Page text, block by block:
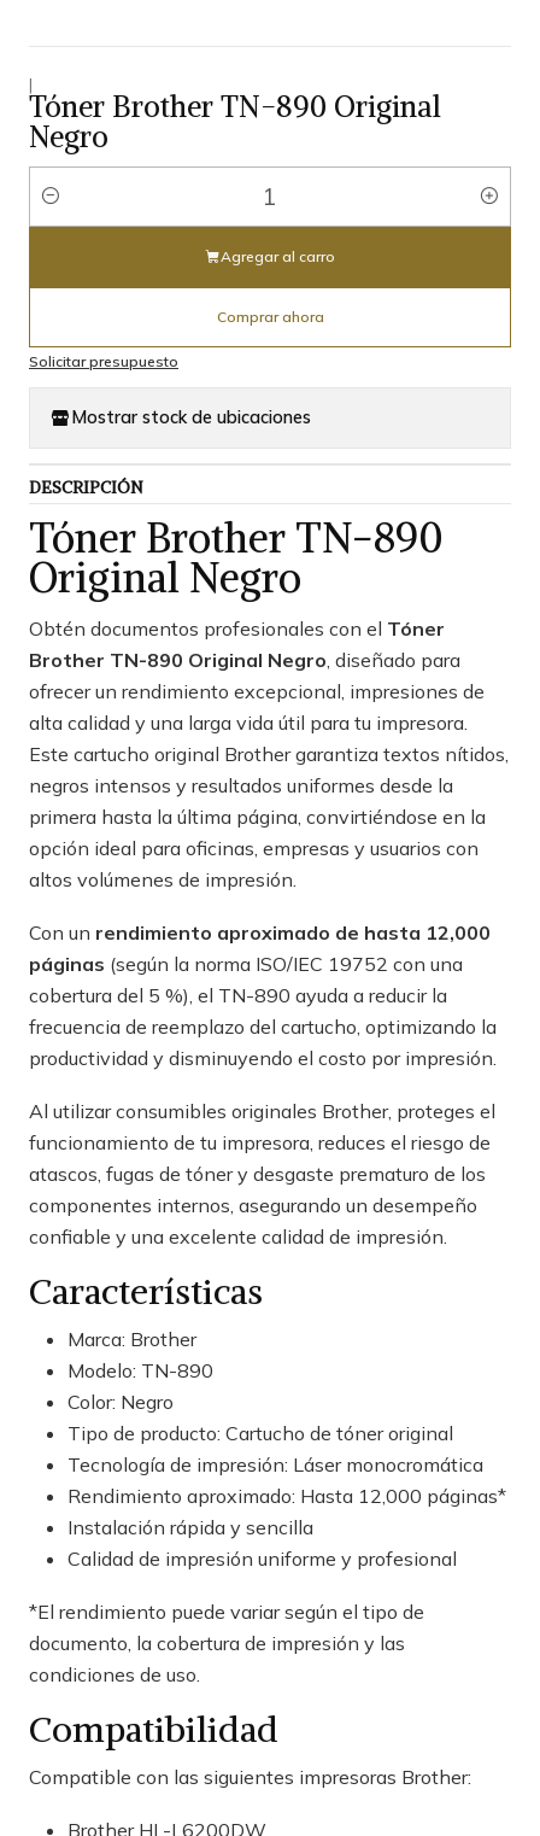
|
Tóner Brother TN-890 Original
Negro
Cantidad
Agregar al carro
Comprar ahora
Solicitar presupuesto
Mostrar stock de ubicaciones
DESCRIPCIÓN
Tóner Brother TN-890
Original Negro
Obtén documentos profesionales con el Tóner
Brother TN-890 Original Negro , diseñado para
ofrecer un rendimiento excepcional, impresiones de
alta calidad y una larga vida útil para tu impresora.
Este cartucho original Brother garantiza textos nítidos,
negros intensos y resultados uniformes desde la
primera hasta la última página, convirtiéndose en la
opción ideal para oficinas, empresas y usuarios con
altos volúmenes de impresión.
Con un rendimiento aproximado de hasta 12,000
páginas (según la norma ISO/IEC 19752 con una
cobertura del 5 %), el TN-890 ayuda a reducir la
frecuencia de reemplazo del cartucho, optimizando la
productividad y disminuyendo el costo por impresión.
Al utilizar consumibles originales Brother, proteges el
funcionamiento de tu impresora, reduces el riesgo de
atascos, fugas de tóner y desgaste prematuro de los
componentes internos, asegurando un desempeño
confiable y una excelente calidad de impresión.
Características
Marca: Brother
Modelo: TN-890
Color: Negro
Tipo de producto: Cartucho de tóner original
Tecnología de impresión: Láser monocromática
Rendimiento aproximado: Hasta 12,000 páginas*
Instalación rápida y sencilla
Calidad de impresión uniforme y profesional
*El rendimiento puede variar según el tipo de
documento, la cobertura de impresión y las
condiciones de uso.
Compatibilidad
Compatible con las siguientes impresoras Brother:
Brother HL-L6200DW